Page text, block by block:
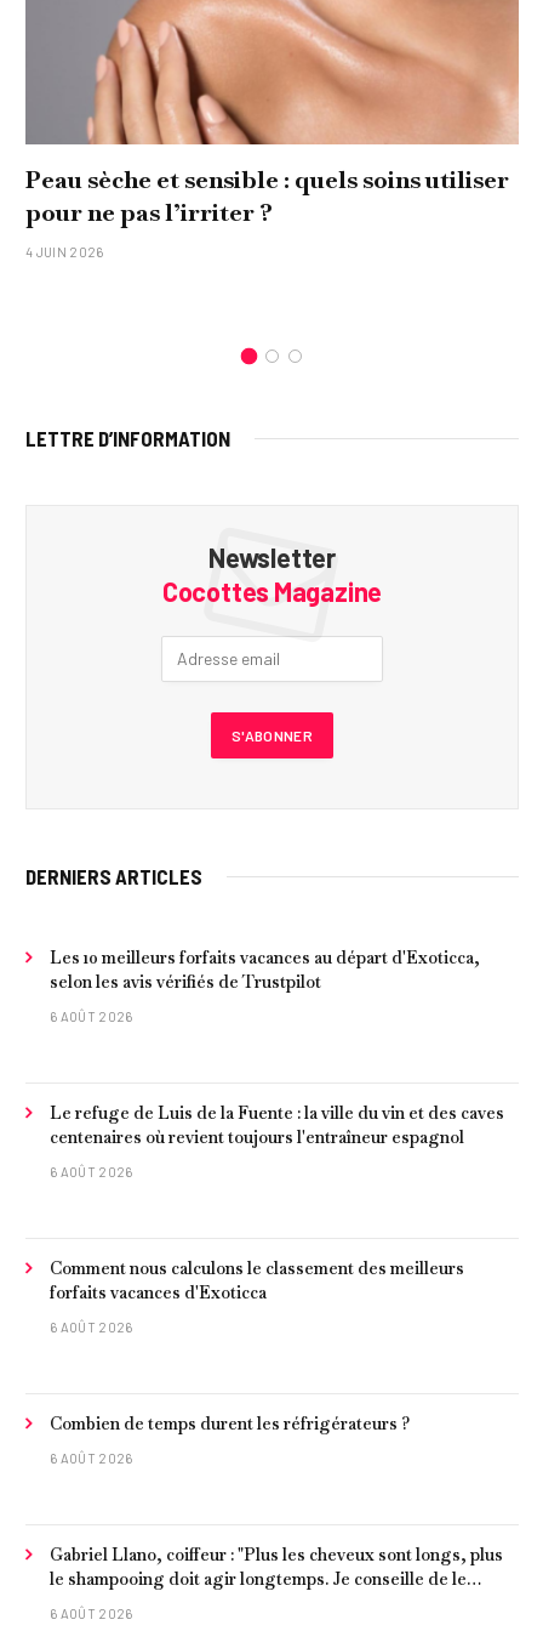
Peau sèche et sensible : quels soins utiliser
pour ne pas l’irriter ?
4 JUIN 2026
LETTRE D’INFORMATION
Newsletter
Cocottes Magazine
DERNIERS ARTICLES
Les 10 meilleurs forfaits vacances au départ d'Exoticca,
selon les avis vérifiés de Trustpilot
6 AOÛT 2026
Le refuge de Luis de la Fuente : la ville du vin et des caves
centenaires où revient toujours l'entraîneur espagnol
6 AOÛT 2026
Comment nous calculons le classement des meilleurs
forfaits vacances d'Exoticca
6 AOÛT 2026
Combien de temps durent les réfrigérateurs ?
6 AOÛT 2026
Gabriel Llano, coiffeur : "Plus les cheveux sont longs, plus
le shampooing doit agir longtemps. Je conseille de le
laisser entre 1 et 3 minutes."
6 AOÛT 2026